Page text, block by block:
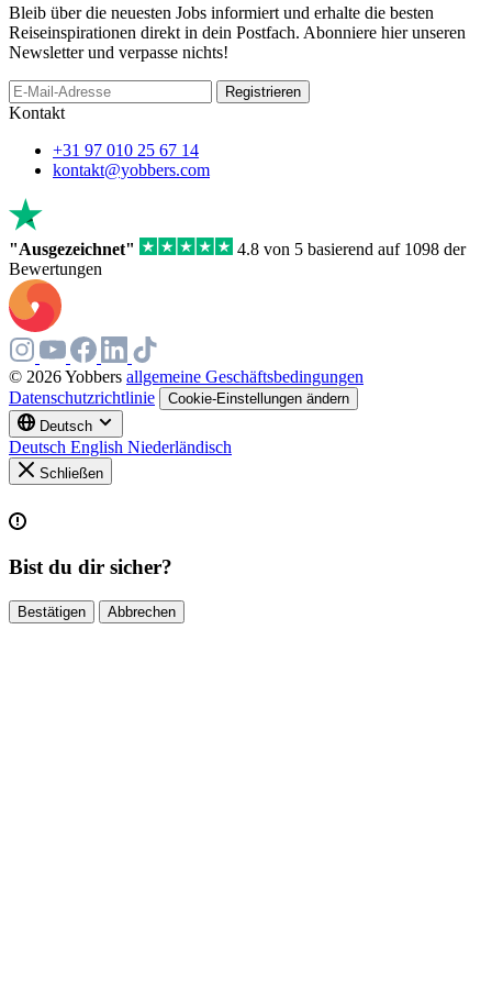
Bleib über die neuesten Jobs informiert und erhalte die besten
Reiseinspirationen direkt in dein Postfach. Abonniere hier unseren
Newsletter und verpasse nichts!
Registrieren
Kontakt
+31 97 010 25 67 14
kontakt@yobbers.com
"Ausgezeichnet"
4.8 von 5 basierend auf 1098 der
Bewertungen
© 2026 Yobbers allgemeine Geschäftsbedingungen
Datenschutzrichtlinie
Cookie-Einstellungen ändern
Deutsch
Deutsch English Niederländisch
Schließen
Bist du dir sicher?
Bestätigen Abbrechen